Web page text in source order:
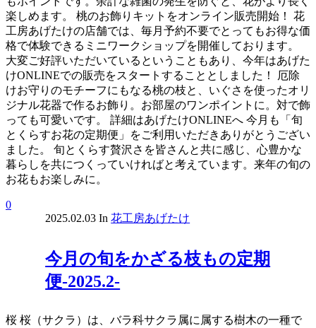
楽しめます。 桃のお飾りキットをオンライン販売開始！ 花
工房あげたけの店舗では、毎月予約不要でとってもお得な価
格で体験できるミニワークショップを開催しております。
大変ご好評いただいているということもあり、今年はあげた
けONLINEでの販売をスタートすることとしました！ 厄除
けお守りのモチーフにもなる桃の枝と、いぐさを使ったオリ
ジナル花器で作るお飾り。お部屋のワンポイントに。対で飾
っても可愛いです。 詳細はあげたけONLINEへ 今月も「旬
とくらすお花の定期便」をご利用いただきありがとうござい
ました。 旬とくらす贅沢さを皆さんと共に感じ、心豊かな
暮らしを共につくっていければと考えています。来年の旬の
お花もお楽しみに。
0
2025.02.03 In 花工房あげたけ
今月の旬をかざる枝もの定期
便-2025.2-
桜 桜（サクラ）は、バラ科サクラ属に属する樹木の一種で